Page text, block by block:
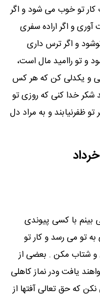
کار تو خوب می شود و اگر
و اگر اراده سفری
و اگر ترس داری
و تو راامید مال است،
و یکدلی کن که هر کس
شکر خدا کنی که روزی تو
ظفرنیابند و به مراد دل
با کسی پیوندی
تو می رسد و کار تو
شتاب مکن . بعضی از
یافت ودر نماز کاهلی
که حق تعالی آفتها از